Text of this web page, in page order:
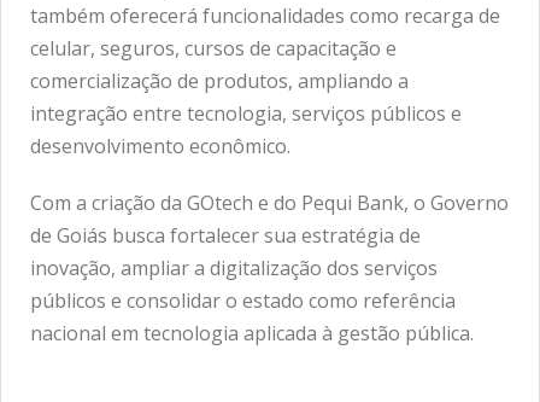
também oferecerá funcionalidades como recarga de
celular, seguros, cursos de capacitação e
comercialização de produtos, ampliando a
integração entre tecnologia, serviços públicos e
desenvolvimento econômico.
Com a criação da GOtech e do Pequi Bank, o Governo
de Goiás busca fortalecer sua estratégia de
inovação, ampliar a digitalização dos serviços
públicos e consolidar o estado como referência
nacional em tecnologia aplicada à gestão pública.